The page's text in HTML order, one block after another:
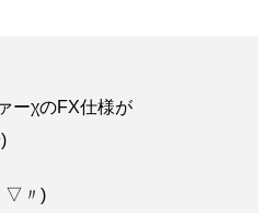
ーχのFX仕様が
▽〃)